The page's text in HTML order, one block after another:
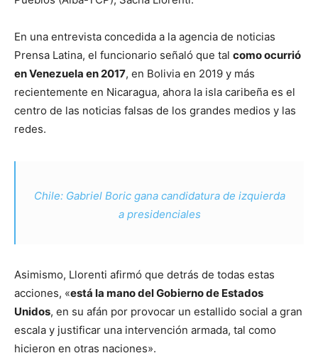
En una entrevista concedida a la agencia de noticias
Prensa Latina, el funcionario señaló que tal como ocurrió
en Venezuela en 2017, en Bolivia en 2019 y más
recientemente en Nicaragua, ahora la isla caribeña es el
centro de las noticias falsas de los grandes medios y las
redes.
Chile: Gabriel Boric gana candidatura de izquierda
a presidenciales
Asimismo, Llorenti afirmó que detrás de todas estas
acciones, «está la mano del Gobierno de Estados
Unidos, en su afán por provocar un estallido social a gran
escala y justificar una intervención armada, tal como
hicieron en otras naciones».